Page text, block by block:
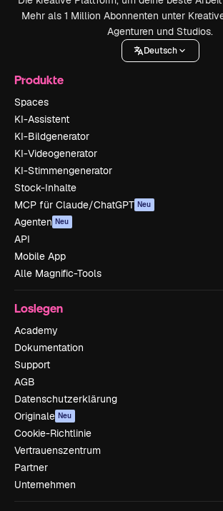
Mehr als 1 Million Abonnenten unter
Agenturen und Studios.
Deutsch
Produkte
Spaces
KI-Assistent
KI-Bildgenerator
KI-Videogenerator
KI-Stimmengenerator
Stock-Inhalte
MCP für Claude/ChatGPT Neu
Agenten Neu
API
Mobile App
Alle Magnific-Tools
Loslegen
Academy
Dokumentation
Support
AGB
Datenschutzerklärung
Originale Neu
Cookie-Richtlinie
Vertrauenszentrum
Partner
Unternehmen